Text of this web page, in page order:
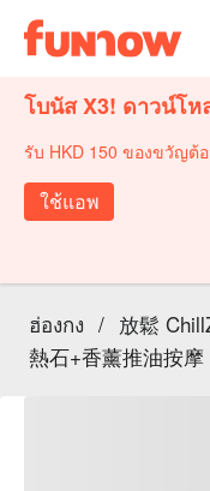
โบนัส X3! ดาวน์โ
รับ HKD 150 ของขวัญต้
ใช้แอพ
ฮ่องกง / 放鬆
熱石+香薰推油按